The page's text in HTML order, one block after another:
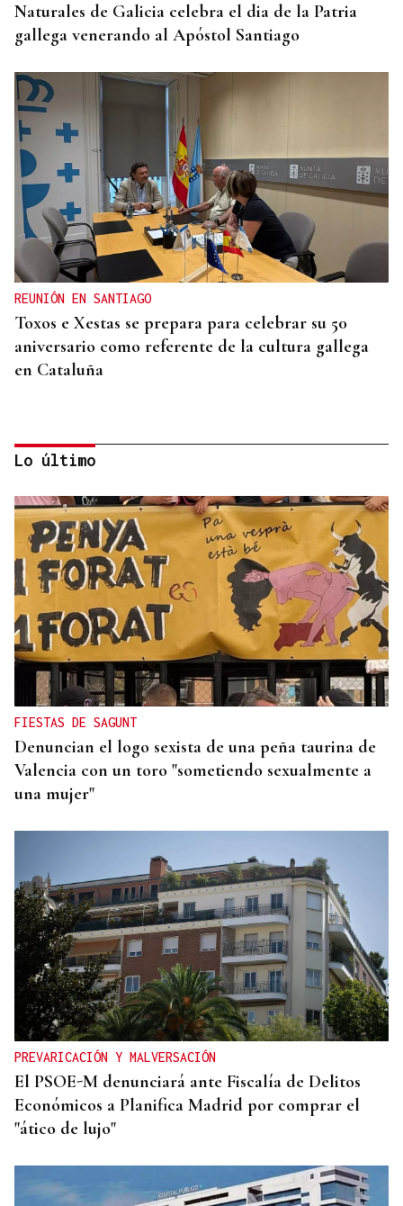
Naturales de Galicia celebra el dia de la Patria
gallega venerando al Apóstol Santiago
REUNIÓN EN SANTIAGO
Toxos e Xestas se prepara para celebrar su 50
aniversario como referente de la cultura gallega
en Cataluña
DEPORTE EN LA DIÁSPORA
La Xunta ratifica su apoyo al Galicia Esporte
Clube de Salvador de Bahía
Lo último
FIESTAS DE SAGUNT
Denuncian el logo sexista de una peña taurina de
Valencia con un toro "sometiendo sexualmente a
una mujer"
PREVARICACIÓN Y MALVERSACIÓN
El PSOE-M denunciará ante Fiscalía de Delitos
Económicos a Planifica Madrid por comprar el
"ático de lujo"